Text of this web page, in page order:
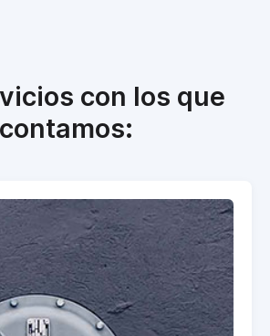
con los que
contamos: